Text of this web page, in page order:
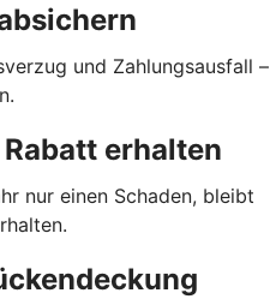
und Zahlungsausfall –
erhalten
nur einen Schaden, bleibt